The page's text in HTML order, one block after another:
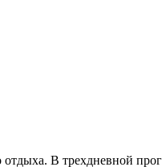
отдыха. В трехдневной